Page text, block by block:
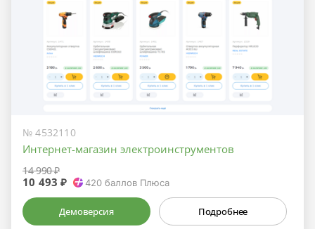
№ 4532110
Интернет-магазин электроинструментов
14 990 ₽
10 493 ₽ 420баллов Плюса
Демоверсия Подробнее